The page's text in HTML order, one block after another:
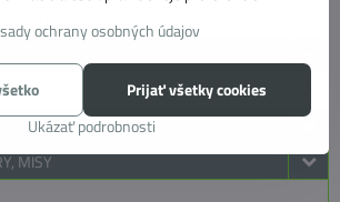
KOBERCE
MISY
ochrany osobných údajov
Ukázať podrobnosti
Prijať všetky cookies